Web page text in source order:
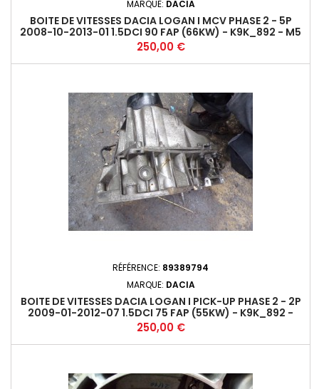
MARQUE: DACIA
BOITE DE VITESSES DACIA LOGAN I MCV PHASE 2 - 5P
2008-10-2013-01 1.5DCI 90 FAP (66KW) - K9K_892 - M5
JR5 346+
Prix
250,00 €
RÉFÉRENCE: 89389794
MARQUE: DACIA
BOITE DE VITESSES DACIA LOGAN I PICK-UP PHASE 2 - 2P
2009-01-2012-07 1.5DCI 75 FAP (55KW) - K9K_892 -
M5+
Prix
250,00 €